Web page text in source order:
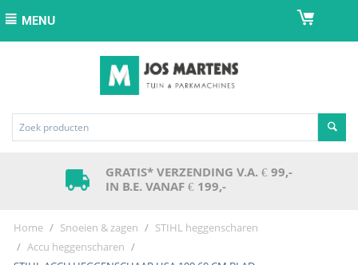
MENU
GRATIS* VERZENDING V.A. € 99,-
IN B.E. VANAF € 199,-
Home / Snoeien & zagen / STIHL heggenscharen
/ Accu heggenscharen /